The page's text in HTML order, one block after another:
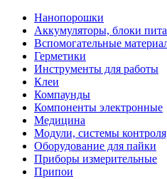
Нанопорошки
Аккумуляторы, блоки
Вспомогательные
Герметики
Инструменты для работы
Клеи
Компаунды
Компоненты электронные
Медицина
Модули, системы
Оборудование для пайки
Приборы измерительные
Припои